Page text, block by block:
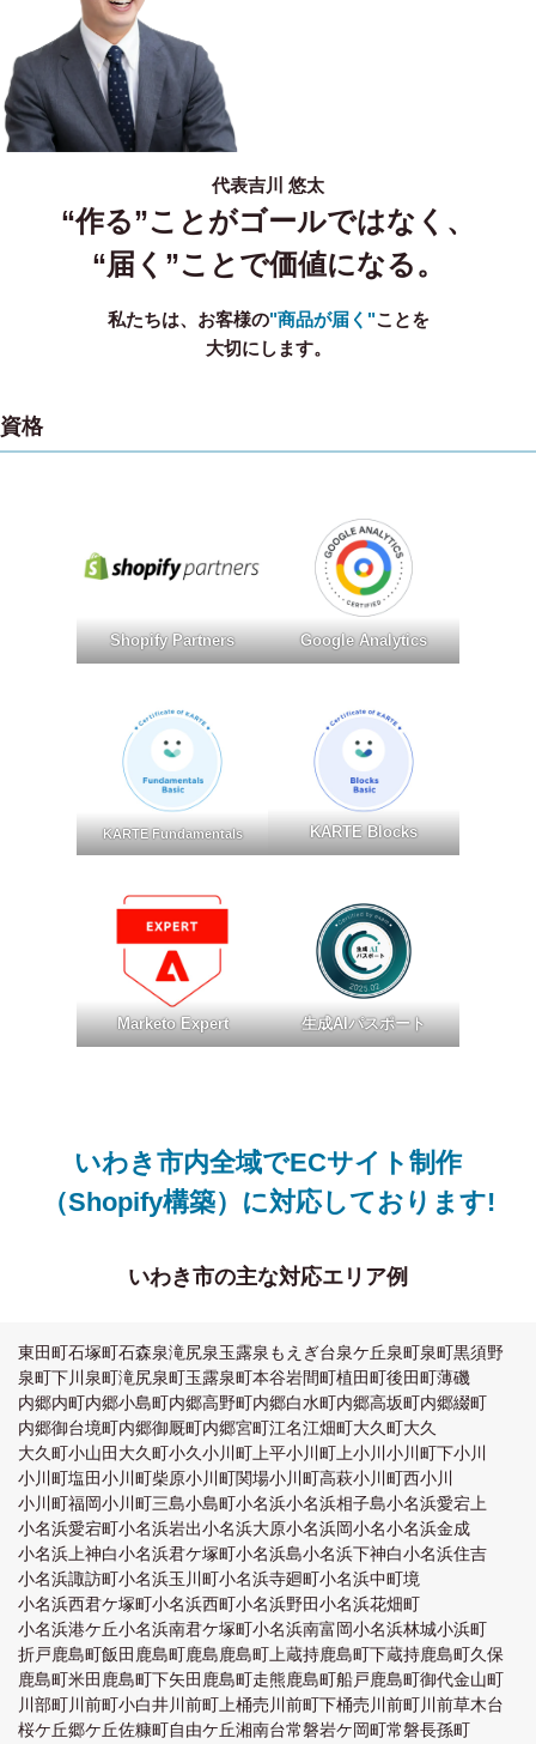
代表吉川 悠太
“作る”ことがゴールではなく、
“届く”ことで価値になる。
私たちは、お客様の"商品が届く"ことを
大切にします。
資格
Shopify Partners Google Analytics
KARTE Fundamentals KARTE Blocks
Marketo Expert 生成AIパスポート
いわき市内全域でECサイト制作
（Shopify構築）に対応しております!
いわき市の主な対応エリア例
東田町石塚町石森泉滝尻泉玉露泉もえぎ台泉ケ丘泉町泉町黒須野
泉町下川 泉町滝尻泉町玉露泉町本谷岩間町植田町後田町薄磯
内郷内町内郷小島町内郷高野町内郷白水町内郷高坂町内郷綴町
内郷御台境町内郷御厩町内郷宮町江名江畑町大久町大久
大久町小山田 大久町小久小川町上平小川町上小川 小川町下小川
小川町塩田小川町柴原小川町関場小川町高萩小川町西小川
小川町福岡小川町三島小島町小名浜小名浜相子島小名浜愛宕上
小名浜愛宕町小名浜岩出小名浜大原小名浜岡小名小名浜金成
小名浜上神白小名浜君ケ塚町小名浜島小名浜下神白小名浜住吉
小名浜諏訪町小名浜玉川町小名浜寺廻町小名浜中町境
小名浜西君ケ塚町小名浜西町小名浜野田小名浜花畑町
小名浜港ケ丘小名浜南君ケ塚町小名浜南富岡小名浜林城小浜町
折戸鹿島町飯田 鹿島町鹿島鹿島町上蔵持鹿島町下蔵持鹿島町久保
鹿島町米田 鹿島町下矢田 鹿島町走熊鹿島町船戸鹿島町御代金山町
川部町川前町小白井川前町上桶売 川前町下桶売 川前町川前草木台
桜ケ丘郷ケ丘佐糠町自由ケ丘湘南台常磐岩ケ岡町常磐長孫町